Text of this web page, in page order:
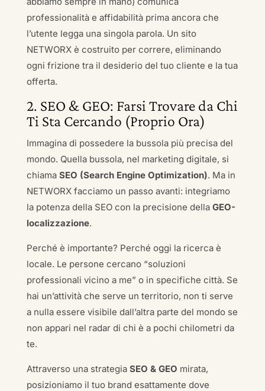
professionalità e affidabilità prima ancora che
l’utente legga una singola parola. Un sito
NETWORX è costruito per correre, eliminando
ogni frizione tra il desiderio del tuo cliente e la tua
offerta.
2. SEO & GEO: Farsi Trovare da Chi
Ti Sta Cercando (Proprio Ora)
Immagina di possedere la bussola più precisa del
mondo. Quella bussola, nel marketing digitale, si
chiama SEO (Search Engine Optimization). Ma in
NETWORX facciamo un passo avanti: integriamo
la potenza della SEO con la precisione della GEO-
localizzazione.
Perché è importante? Perché oggi la ricerca è
locale. Le persone cercano “soluzioni
professionali vicino a me” o in specifiche città. Se
hai un’attività che serve un territorio, non ti serve
a nulla essere visibile dall’altra parte del mondo se
non appari nel radar di chi è a pochi chilometri da
te.
Attraverso una strategia SEO & GEO mirata,
posizioniamo il tuo brand esattamente dove